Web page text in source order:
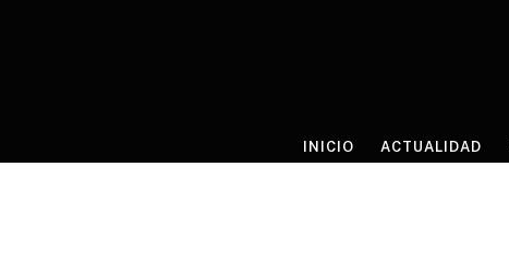
INICIO ACTUALIDAD